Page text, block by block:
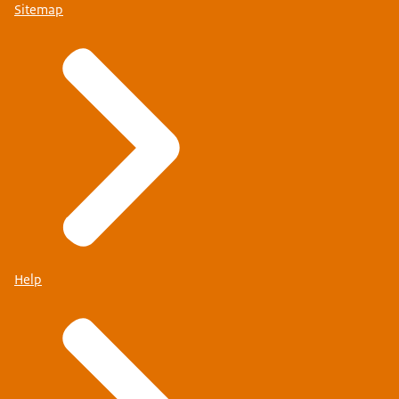
Sitemap
Help